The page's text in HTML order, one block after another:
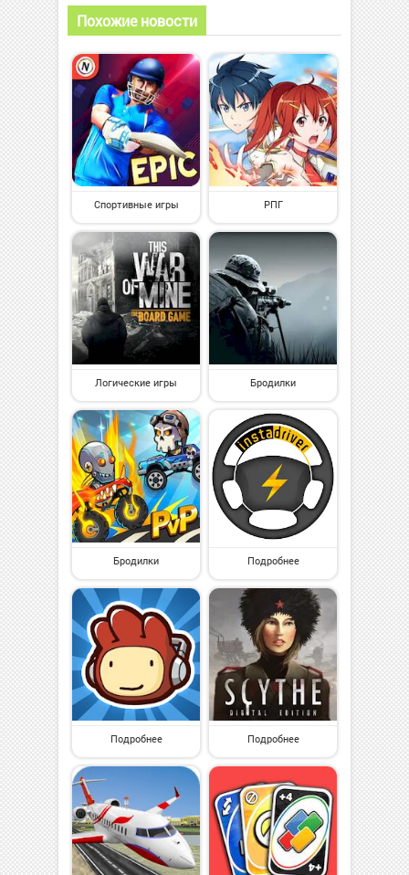
Похожие новости
Спортивные игры РПГ
Логические игры Бродилки
Бродилки Подробнее
Подробнее Подробнее